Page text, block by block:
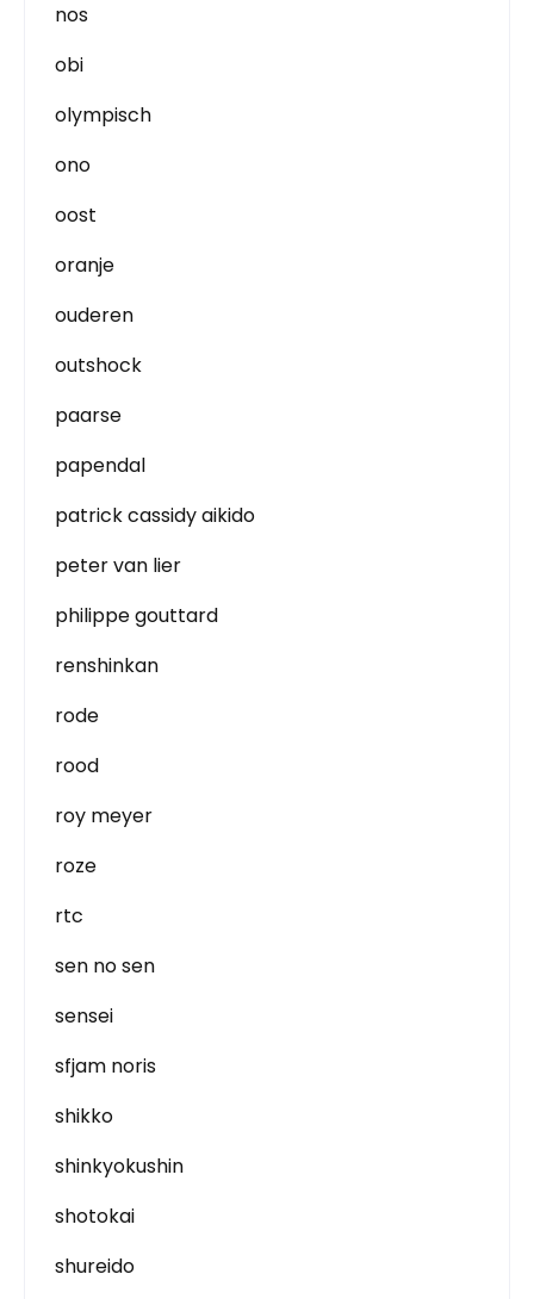
nos
obi
olympisch
ono
oost
oranje
ouderen
outshock
paarse
papendal
patrick cassidy aikido
peter van lier
philippe gouttard
renshinkan
rode
rood
roy meyer
roze
rtc
sen no sen
sensei
sfjam noris
shikko
shinkyokushin
shotokai
shureido